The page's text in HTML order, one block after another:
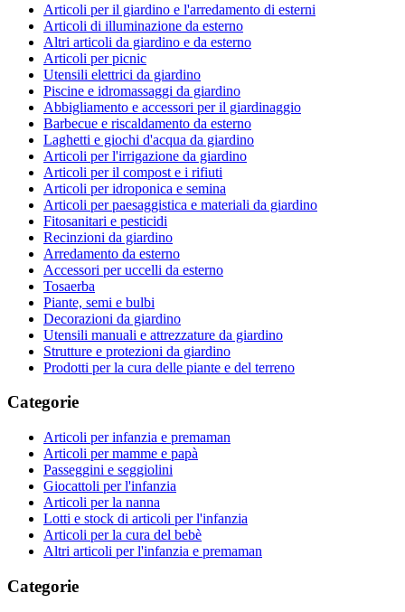
Articoli per il giardino e l'arredamento di esterni
Articoli di illuminazione da esterno
Altri articoli da giardino e da esterno
Articoli per picnic
Utensili elettrici da giardino
Piscine e idromassaggi da giardino
Abbigliamento e accessori per il giardinaggio
Barbecue e riscaldamento da esterno
Laghetti e giochi d'acqua da giardino
Articoli per l'irrigazione da giardino
Articoli per il compost e i rifiuti
Articoli per idroponica e semina
Articoli per paesaggistica e materiali da giardino
Fitosanitari e pesticidi
Recinzioni da giardino
Arredamento da esterno
Accessori per uccelli da esterno
Tosaerba
Piante, semi e bulbi
Decorazioni da giardino
Utensili manuali e attrezzature da giardino
Strutture e protezioni da giardino
Prodotti per la cura delle piante e del terreno
Categorie
Articoli per infanzia e premaman
Articoli per mamme e papà
Passeggini e seggiolini
Giocattoli per l'infanzia
Articoli per la nanna
Lotti e stock di articoli per l'infanzia
Articoli per la cura del bebè
Altri articoli per l'infanzia e premaman
Categorie